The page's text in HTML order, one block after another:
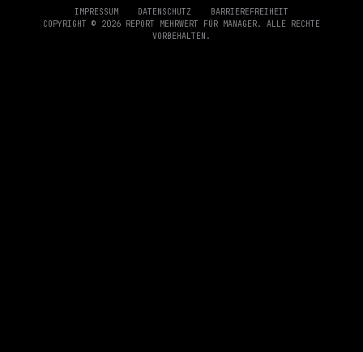
IMPRESSUM DATENSCHUTZ
BARRIEREFREIHEIT
COPYRIGHT © 2026 REPORT MEHRWERT FÜR MANAGER. ALLE RECHTE
VORBEHALTEN.